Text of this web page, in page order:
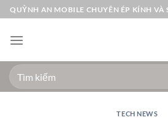
Bỏ
qua
nội
QUỲNH AN MOBILE CHUYÊN ÉP KÍNH VÀ
Tìm
kiếm:
TECH NEWS